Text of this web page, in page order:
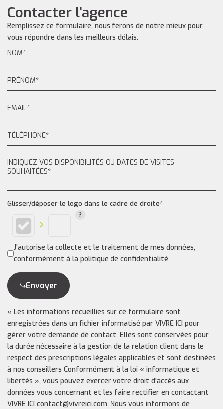
Contacter l'agence
Remplissez ce formulaire, nous ferons de notre mieux pour
vous répondre dans les meilleurs délais.
Glisser/déposer le logo dans le cadre de droite*
J'autorise la collecte et le traitement de mes données,
conformément à la politique de confidentialité
Envoyer
« Les informations recueillies sur ce formulaire sont
enregistrées dans un fichier informatisé par VIVRE ICI pour
gérer votre demande de contact. Elles sont conservées pour
la durée nécessaire à la gestion de la relation client dans le
respect des prescriptions légales applicables et sont destinées
à nos conseillers Conformément à la loi « informatique et
libertés », vous pouvez exercer votre droit d'accès aux
données vous concernant et les faire rectifier en contactant
VIVRE ICI contact@vivreici.com. Nous vous informons de